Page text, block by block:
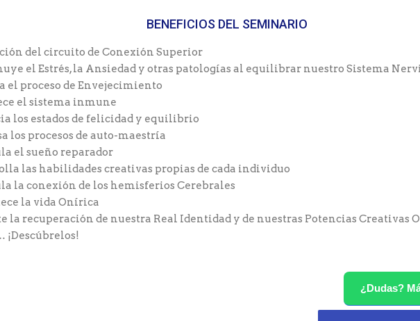
BENEFICIOS DEL SEMINARIO
del circuito de Conexión Superior
el Estrés, la Ansiedad y otras patologías al equilibrar nuestro Sistema
el proceso de Envejecimiento
el sistema inmune
los estados de felicidad y equilibrio
los procesos de auto-maestría
el sueño reparador
las habilidades creativas propias de cada individuo
la conexión de los hemisferios Cerebrales
la vida Onírica
la recuperación de nuestra Real Identidad y de nuestras Potencias Creativas
¡Descúbrelos!
¿Dudas?